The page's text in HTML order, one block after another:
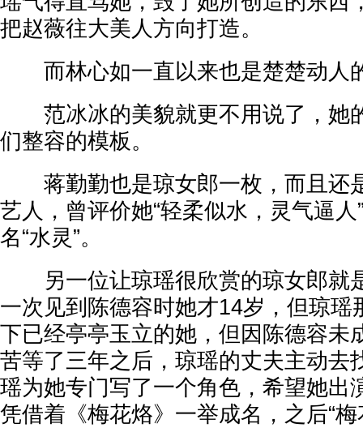
把赵薇往大美人方向打造。
而林心如一直以来也是楚楚动人
范冰冰的美貌就更不用说了，她
们整容的模板。
蒋勤勤也是琼女郎一枚，而且还
艺人，曾评价她“轻柔似水，灵气逼
名“水灵”。
另一位让琼瑶很欣赏的琼女郎就
一次见到陈德容时她才14岁，但琼瑶
下已经亭亭玉立的她，但因陈德容未
苦等了三年之后，琼瑶的丈夫主动去
瑶为她专门写了一个角色，希望她出
凭借着《梅花烙》一举成名，之后“